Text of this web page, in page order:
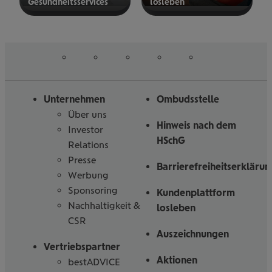
Gesund­heits­ser­vices los­le­ben
Unternehmen
Über uns
Investor
Relations
Presse
Werbung
Sponsoring
Nachhaltigkeit &
CSR
Vertriebspartner
bestADVICE
Ombudsstelle
Hinweis nach dem
HSchG
Kundenplattform
losleben
Auszeichnungen
Aktionen
uns